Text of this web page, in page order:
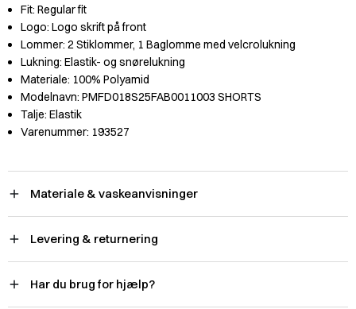
Fit: Regular fit
Logo: Logo skrift på front
Lommer: 2 Stiklommer, 1 Baglomme med velcrolukning
Lukning: Elastik- og snørelukning
Materiale: 100% Polyamid
Modelnavn: PMFD018S25FAB0011003 SHORTS
Talje: Elastik
Varenummer: 193527
Materiale & vaskeanvisninger
Levering & returnering
Har du brug for hjælp?